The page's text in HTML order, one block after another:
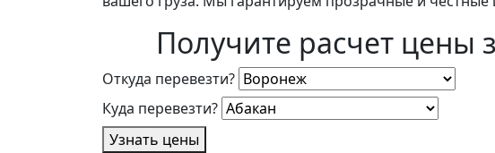
Получите расчет цены
Откуда перевезти?
Куда перевезти?
Узнать цены